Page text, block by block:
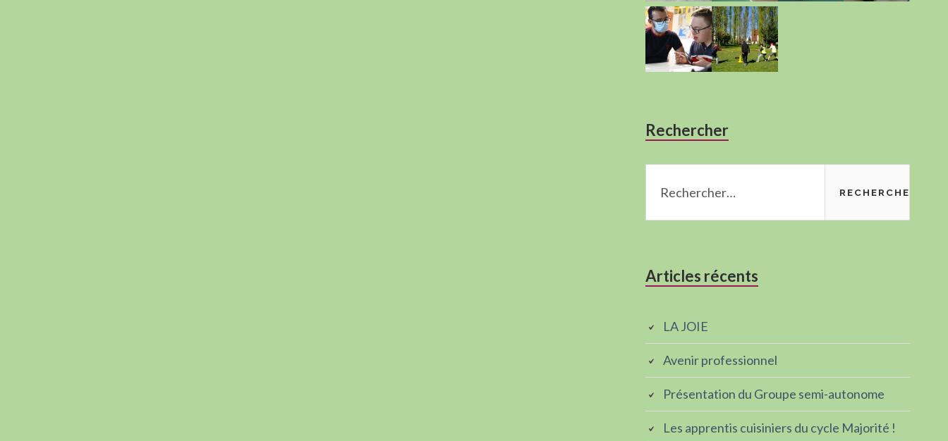
Rechercher
Articles récents
LA JOIE
Avenir professionnel
Présentation du Groupe semi-autonome
Les apprentis cuisiniers du cycle Majorité !